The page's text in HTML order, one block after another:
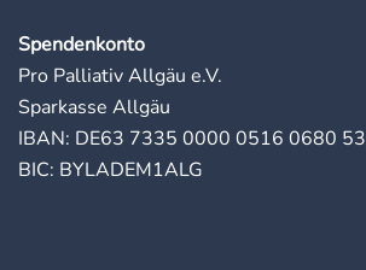
Spendenkonto
Pro Palliativ Allgäu e.V.
Sparkasse Allgäu
IBAN: DE63 7335 0000 0516 0680 53
BIC: BYLADEM1ALG